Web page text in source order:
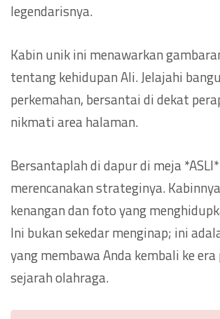
legendarisnya.
Kabin unik ini menawarkan
tentang kehidupan Ali. Jelajahi
perkemahan, bersantai di dekat
nikmati area halaman.
Bersantaplah di dapur di meja
merencanakan strateginya.
kenangan dan foto yang
Ini bukan sekedar menginap; ini
yang membawa Anda kembali ke
sejarah olahraga.